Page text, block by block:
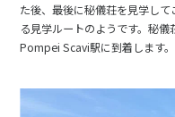
た後、最後に秘儀荘を見学し
る見学ルートのようです。秘
Pompei Scavi駅に到着します。